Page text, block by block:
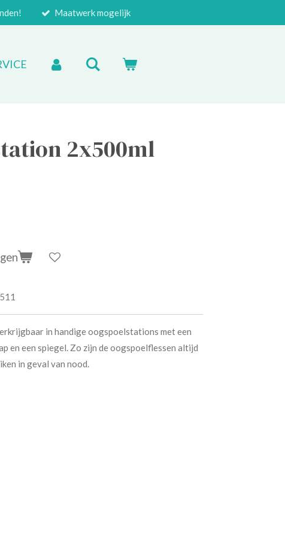
Maatwerk mogelijk
2x500ml
in handige oogspoelstations met een
en een spiegel. Zo zijn de oogspoelflessen altijd
in geval van nood.